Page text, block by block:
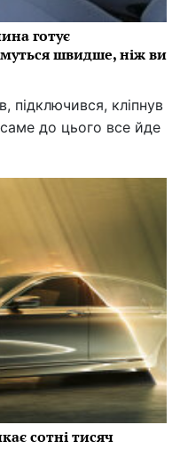
готує
швидше, ніж ви
підключився, кліпнув
до цього все йде
сотні тисяч